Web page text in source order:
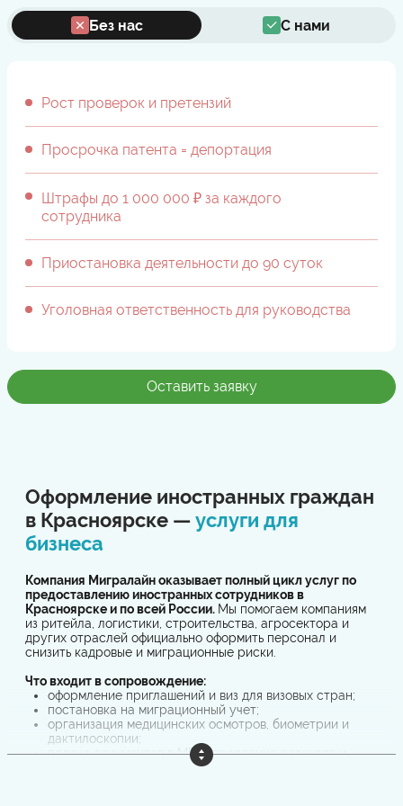
Без нас С нами
Рост проверок и претензий
Просрочка патента = депортация
Штрафы до 1 000 000 ₽ за каждого
сотрудника
Приостановка деятельности до 90 суток
Уголовная ответственность для руководства
Оставить заявку
Оформление иностранных граждан
в Красноярске —услуги для
бизнеса
Компания Мигралайн оказывает полный цикл услуг по
предоставлению иностранных сотрудников в
Красноярске и по всей России. Мы помогаем компаниям
из ритейла, логистики, строительства, агросектора и
других отраслей официально оформить персонал и
снизить кадровые и миграционные риски.
Что входит в сопровождение:
оформление приглашений и виз для визовых стран;
постановка на миграционный учет;
организация медицинских осмотров, биометрии и
дактилоскопии;
подача документов в МВД, продление патентов и